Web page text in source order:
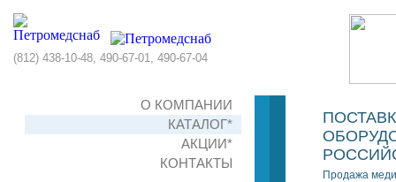
(812) 438-10-48, 490-67-01, 490-67-04
О КОМПАНИИ
КАТАЛОГ*
АКЦИИ*
КОНТАКТЫ
Продажа